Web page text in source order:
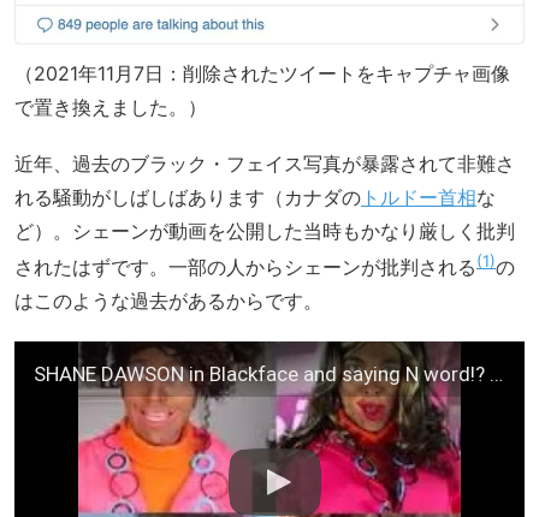
（2021年11月7日：削除されたツイートをキャプチャ画像
で置き換えました。）
近年、過去のブラック・フェイス写真が暴露されて非難さ
れる騒動がしばしばあります（カナダの トルドー首相な
ど）。シェーンが動画を公開した当時もかなり厳しく批判
されたはずです。一部の人からシェーンが批判される 1 の
はこのような過去があるからです。
SHANE DAWSON in Blackface and saying N word!? | Shane Dawson x Jeffree Star Palette